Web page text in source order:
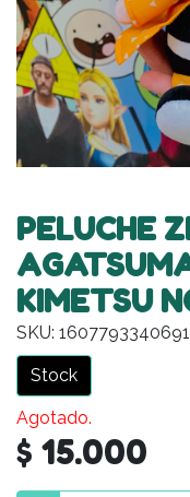
PELUCHE
KIMETSU
SKU: 1607793340691
Stock
Agotado.
$ 15.000